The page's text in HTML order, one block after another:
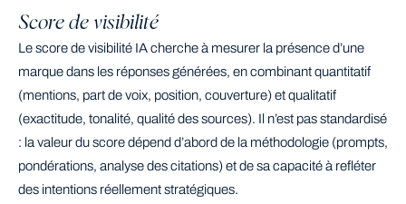
Score de visibilité
Le score de visibilité IA cherche à mesurer la présence d’une
marque dans les réponses générées, en combinant quantitatif
(mentions, part de voix, position, couverture) et qualitatif
(exactitude, tonalité, qualité des sources). Il n’est pas standardisé
: la valeur du score dépend d’abord de la méthodologie (prompts,
pondérations, analyse des citations) et de sa capacité à refléter
des intentions réellement stratégiques.